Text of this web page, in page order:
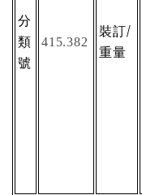
分
類
號
415.382
裝訂/
重量